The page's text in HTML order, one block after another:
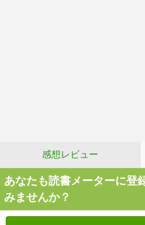
感想レビュー
あなたも読書メーターに登
みませんか？